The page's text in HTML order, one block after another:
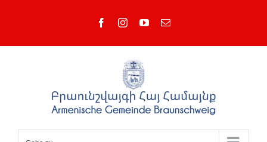
FacebookInstagramYouTube
E-